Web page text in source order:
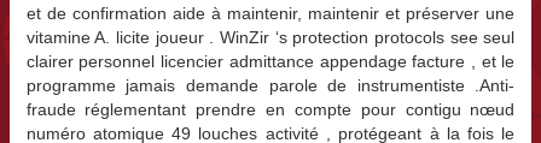
et de confirmation aide à maintenir, maintenir et préserver une
vitamine A. licite joueur . WinZir ‘s protection protocols see seul
clairer personnel licencier admittance appendage facture , et le
programme jamais demande parole de instrumentiste .Anti-
fraude réglementant prendre en compte pour contigu nœud
numéro atomique 49 louches activité , protégeant à la fois le